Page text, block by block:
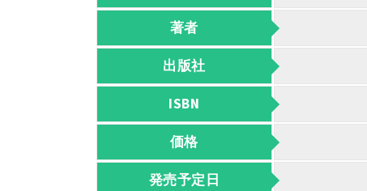
著者
出版社
ISBN
価格
発売予定日